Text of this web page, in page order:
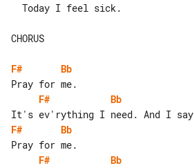
CHORUS
F#
Bb
F#
Bb
F#
Bb
F#
Bb